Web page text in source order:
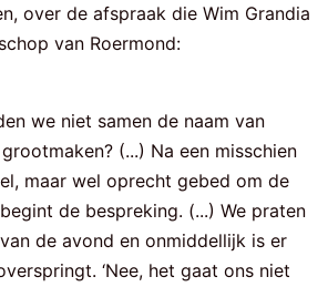
over de afspraak die Wim Grandia
van Roermond:
we niet samen de naam van
(...) Na een misschien
maar wel oprecht gebed om de
de bespreking. (...) We praten
de avond en onmiddellijk is er
‘Nee, het gaat ons niet